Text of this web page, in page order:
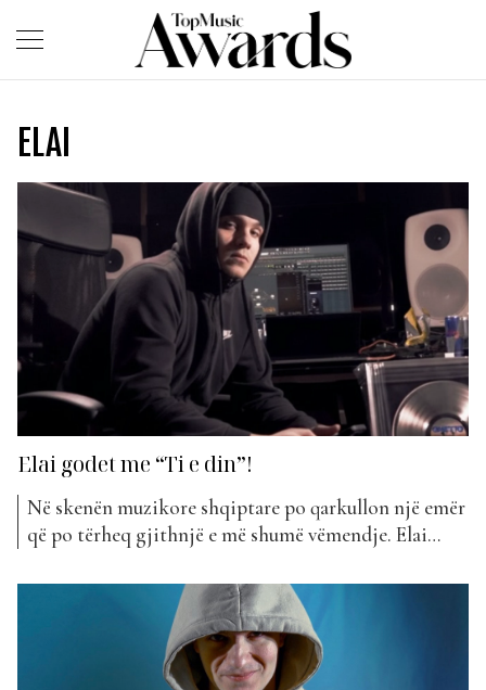
ELAI
Elai godet me “Ti e din”!
Në skenën muzikore shqiptare po qarkullon një emër
që po tërheq gjithnjë e më shumë vëmendje. Elai
u komentuar dhe që vjen me atmosferë, stil dhe një
dozë misterioze që i bën fansat të flasin. Që në